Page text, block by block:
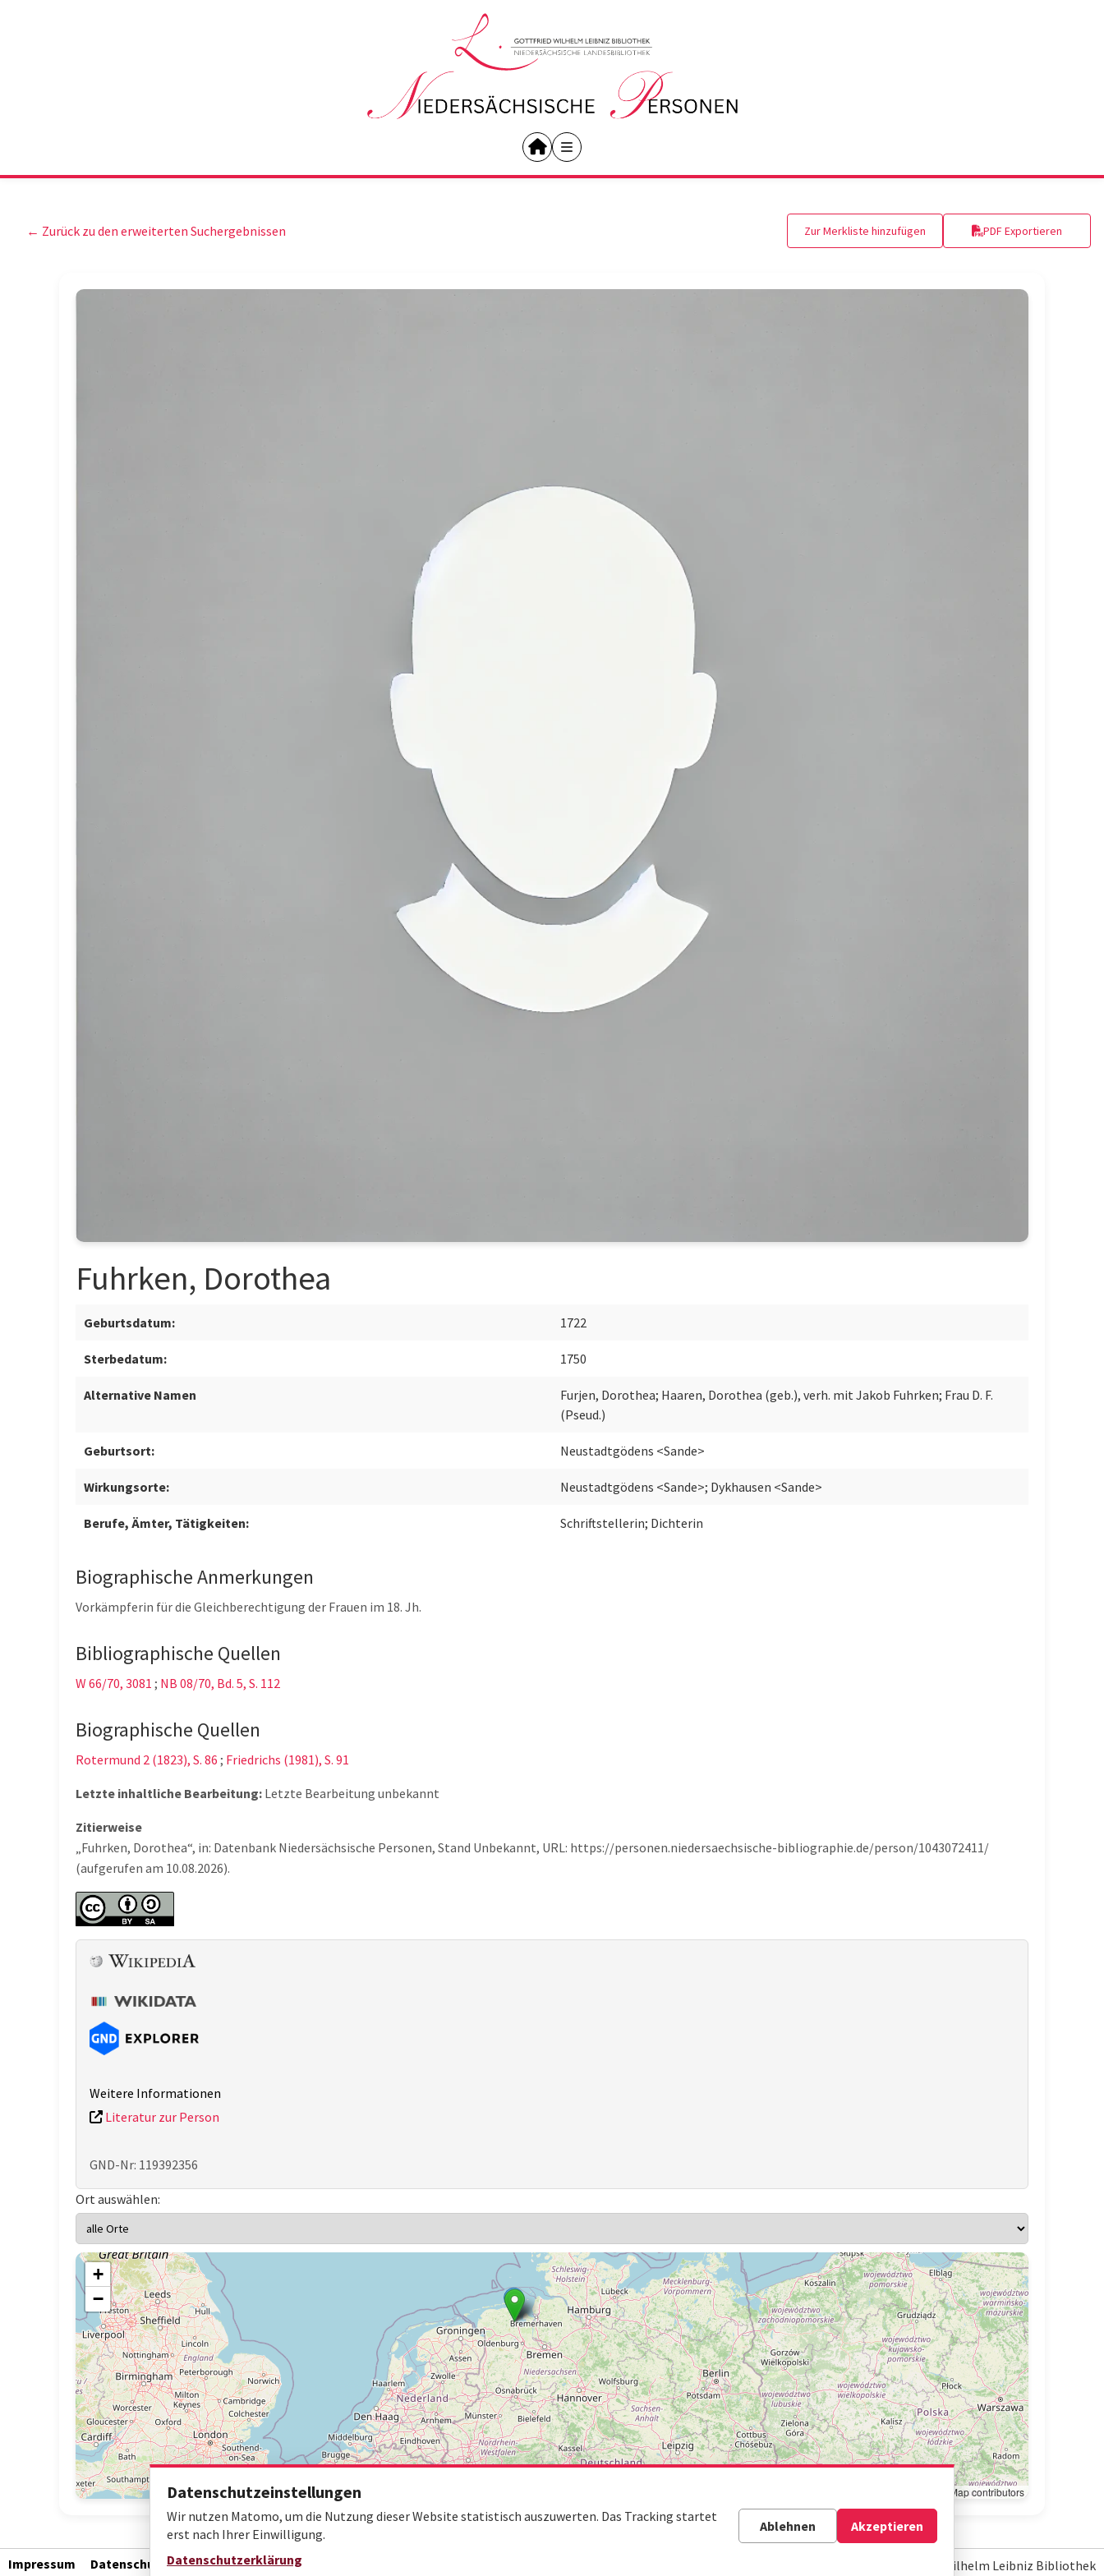
← Zurück zu den erweiterten Suchergebnissen Zur Merkliste hinzufügen PDF Exportieren
Fuhrken, Dorothea
Geburtsdatum: 1722
Sterbedatum: 1750
Alternative Namen
Furjen, Dorothea; Haaren, Dorothea (geb.), verh. mit Jakob Fuhrken; Frau D. F.
(Pseud.)
Geburtsort: Neustadtgödens <Sande>
Wirkungsorte: Neustadtgödens <Sande>; Dykhausen <Sande>
Berufe, Ämter, Tätigkeiten: Schriftstellerin; Dichterin
Biographische Anmerkungen
Vorkämpferin für die Gleichberechtigung der Frauen im 18. Jh.
Bibliographische Quellen
W 66/70, 3081 ; NB 08/70, Bd. 5, S. 112
Biographische Quellen
Rotermund 2 (1823), S. 86 ; Friedrichs (1981), S. 91
Letzte inhaltliche Bearbeitung: Letzte Bearbeitung unbekannt
Zitierweise
„Fuhrken, Dorothea“, in: Datenbank Niedersächsische Personen, Stand Unbekannt, URL: https://personen.niedersaechsische-bibliographie.de/person/1043072411/
(aufgerufen am 10.08.2026).
Weitere Informationen
Literatur zur Person
GND-Nr: 119392356
Ort auswählen:
+
−
© OpenStreetMap contributors
Impressum Datenschutz Barrierefreiheit © Gottfried Wilhelm Leibniz Bibliothek
Datenschutzeinstellungen
Wir nutzen Matomo, um die Nutzung dieser Website statistisch auszuwerten. Das Tracking startet
erst nach Ihrer Einwilligung.
Datenschutzerklärung
Ablehnen Akzeptieren